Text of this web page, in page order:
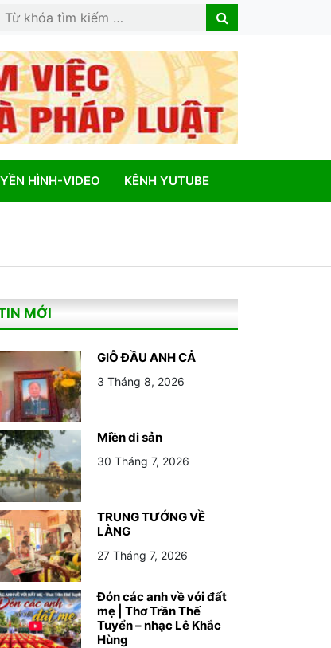
Search
Search
HÌNH-VIDEO KÊNH YUTUBE
MỚI
GIỖ ĐẦU ANH CẢ
3 Tháng 8, 2026
Miền di sản
30 Tháng 7, 2026
TRUNG TƯỚNG VỀ
LÀNG
27 Tháng 7, 2026
Đón các anh về với đất
mẹ | Thơ Trần Thế
Tuyển – nhạc Lê Khắc
Hùng